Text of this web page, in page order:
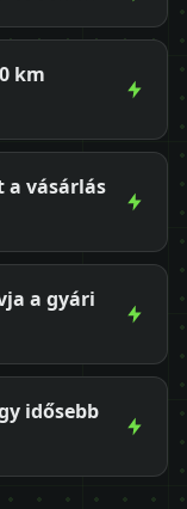
km
a vásárlás
a gyári
idősebb